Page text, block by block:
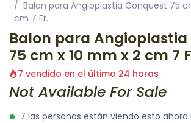
Balon para Angioplastia Conquest 75
cm 7 Fr.
Balon para Angioplastia
75 cm x 10 mm x 2 cm 7
7 vendido en el último 24 horas
Not Available For Sale
7 las personas están viendo esto